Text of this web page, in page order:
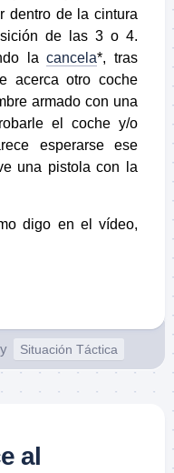
dentro de la cintura
de las 3 o 4.
lacancela*, tras
acerca otro coche
armado con una
el coche y/o
esperarse ese
una pistola con la
digo en el vídeo,
Situación Táctica
al